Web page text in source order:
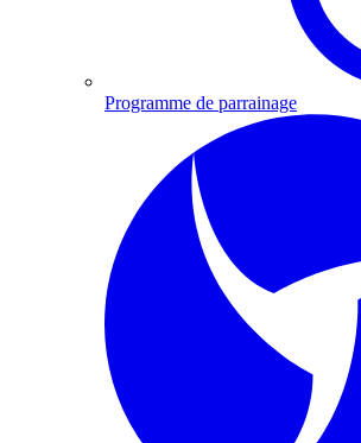
Programme de parrainage